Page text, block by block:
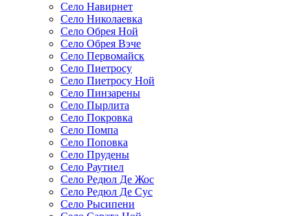
Село Навирнет
Село Николаевка
Село Обрея Ной
Село Обрея Вэче
Село Первомайск
Село Пиетросу
Село Пиетросу Ной
Село Пинзарены
Село Пырлита
Село Покровка
Село Помпа
Село Поповка
Село Прудены
Село Раутиел
Село Редюл Де Жос
Село Редюл Де Сус
Село Рысипени